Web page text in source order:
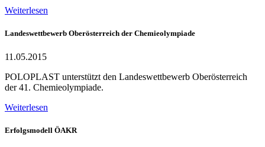
Weiterlesen
Landeswettbewerb Oberösterreich der Chemieolympiade
11.05.2015
POLOPLAST unterstützt den Landeswettbewerb Oberösterreich
der 41. Chemieolympiade.
Weiterlesen
Erfolgsmodell ÖAKR